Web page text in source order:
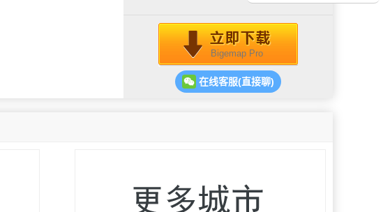
Bigemap Pro
在线客服(直接聊)